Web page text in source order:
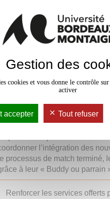
Le système de
« Buddy » fraîchement arrivé
faire découvrir la ville, etc.
maîtrise de la langue, un
parfois laborieuses, etc. sont
ça marche ?
La plateforme permet à la
l’intégration des
le processus de match terminé,
à leur « Buddy ou parrain
Renforcer les services
Gestion des
cookies et vous donne le contrôle
activer
accepter Tout refuser